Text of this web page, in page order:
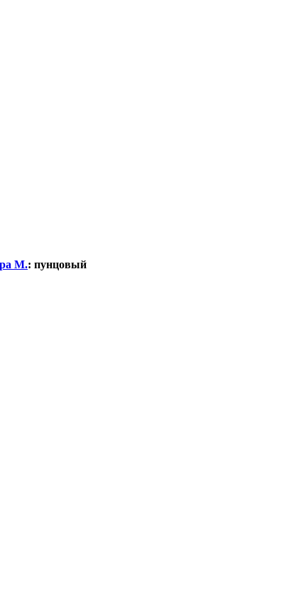
М.: пунцовый